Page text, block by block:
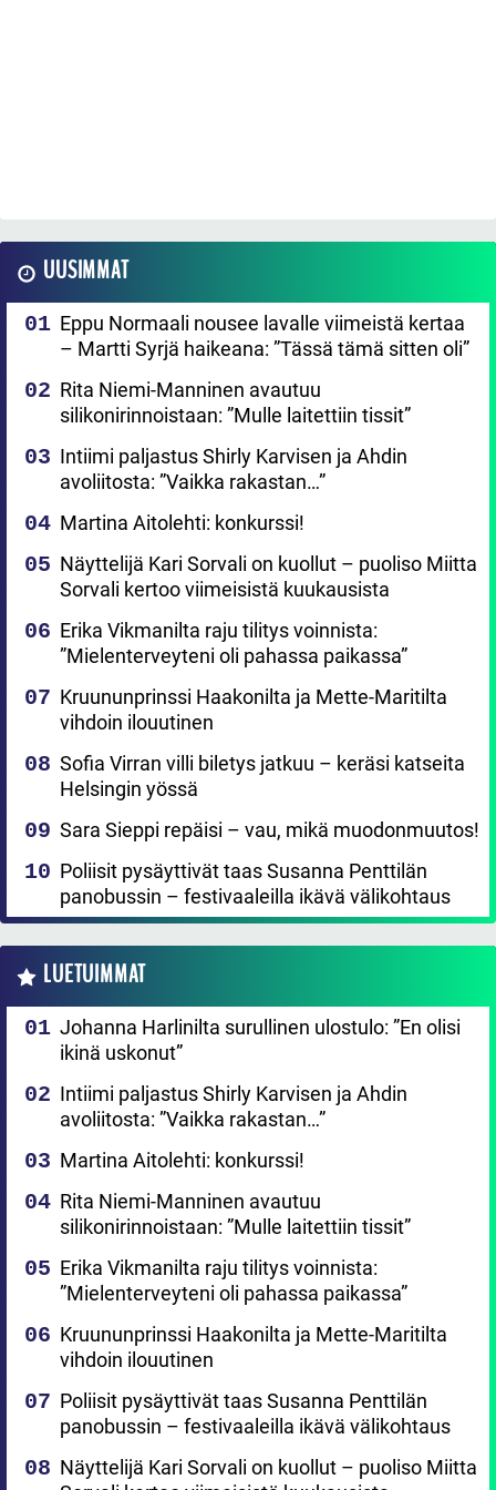
UUSIMMAT
Eppu Normaali nousee lavalle viimeistä kertaa
– Martti Syrjä haikeana: ”Tässä tämä sitten oli”
Rita Niemi-Manninen avautuu
silikonirinnoistaan: ”Mulle laitettiin tissit”
Intiimi paljastus Shirly Karvisen ja Ahdin
avoliitosta: ”Vaikka rakastan…”
Martina Aitolehti: konkurssi!
Näyttelijä Kari Sorvali on kuollut – puoliso Miitta
Sorvali kertoo viimeisistä kuukausista
Erika Vikmanilta raju tilitys voinnista:
”Mielenterveyteni oli pahassa paikassa”
Kruununprinssi Haakonilta ja Mette-Maritilta
vihdoin ilouutinen
Sofia Virran villi biletys jatkuu – keräsi katseita
Helsingin yössä
Sara Sieppi repäisi – vau, mikä muodonmuutos!
Poliisit pysäyttivät taas Susanna Penttilän
panobussin – festivaaleilla ikävä välikohtaus
LUETUIMMAT
Johanna Harlinilta surullinen ulostulo: ”En olisi
ikinä uskonut”
Intiimi paljastus Shirly Karvisen ja Ahdin
avoliitosta: ”Vaikka rakastan…”
Martina Aitolehti: konkurssi!
Rita Niemi-Manninen avautuu
silikonirinnoistaan: ”Mulle laitettiin tissit”
Erika Vikmanilta raju tilitys voinnista:
”Mielenterveyteni oli pahassa paikassa”
Kruununprinssi Haakonilta ja Mette-Maritilta
vihdoin ilouutinen
Poliisit pysäyttivät taas Susanna Penttilän
panobussin – festivaaleilla ikävä välikohtaus
Näyttelijä Kari Sorvali on kuollut – puoliso Miitta